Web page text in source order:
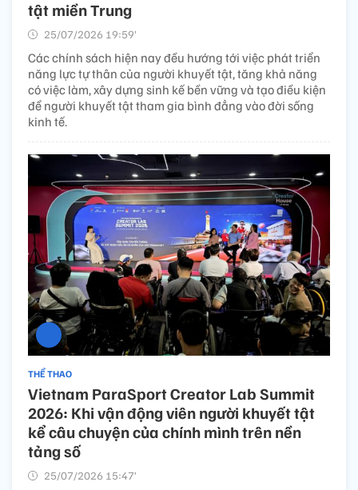
tật miền Trung
25/07/2026 19:59’
Các chính sách hiện nay đều hướng tới việc phát triển
năng lực tự thân của người khuyết tật, tăng khả năng
có việc làm, xây dựng sinh kế bền vững và tạo điều kiện
để người khuyết tật tham gia bình đẳng vào đời sống
kinh tế.
THỂ THAO
Vietnam ParaSport Creator Lab Summit
2026: Khi vận động viên người khuyết tật
kể câu chuyện của chính mình trên nền
tảng số
25/07/2026 15:47’